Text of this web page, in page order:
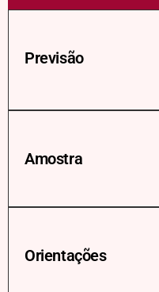
Previsão
Amostra
Orientações